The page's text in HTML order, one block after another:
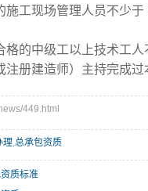
施工现场管理人员不少
格的中级工以上技术工人
注册建造师）主持完成
449.html
理,总承包资质
质标准